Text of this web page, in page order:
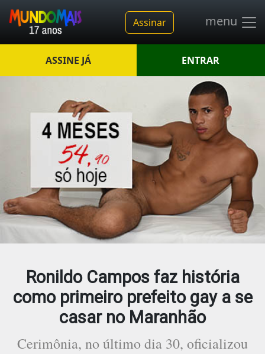
Assinar menu
ASSINE JÁ ENTRAR
Ronildo Campos faz história
como primeiro prefeito gay a se
casar no Maranhão
Cerimônia, no último dia 30, oficializou